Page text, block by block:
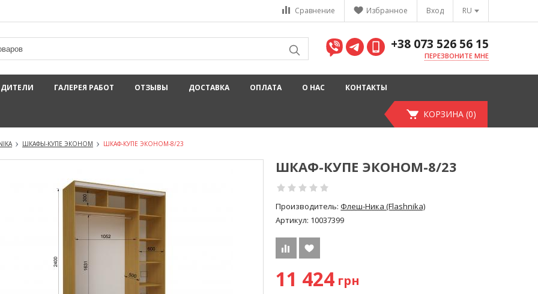
RU
Вход
Избранное
Сравнение
+38 073 526 56 15
ПЕРЕЗВОНИТЕ МНЕ
ГАЛЕРЕЯ РАБОТ ОТЗЫВЫ ДОСТАВКА ОПЛАТА О НАС КОНТАКТЫ
КОРЗИНА (0)
ШКАФЫ-КУПЕ ЭКОНОМ ШКАФ-КУПЕ ЭКОНОМ-8/23
ШКАФ-КУПЕ ЭКОНОМ-8/23
Производитель: Флеш-Ника (Flashnika)
Артикул: 10037399
11 424 грн